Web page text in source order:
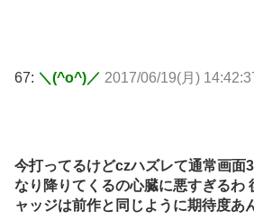
67: ＼(^o^)／ 2017/06/19(月)
今打ってるけどczハズレて通常画面
なり降りてくるの心臓に悪すぎるわ
ャッジは前作と同じように期待度あ